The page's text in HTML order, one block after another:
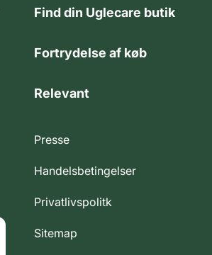
Find din Uglecare butik
Fortrydelse af køb
Relevant
Presse
Handelsbetingelser
Privatlivspolitk
Sitemap